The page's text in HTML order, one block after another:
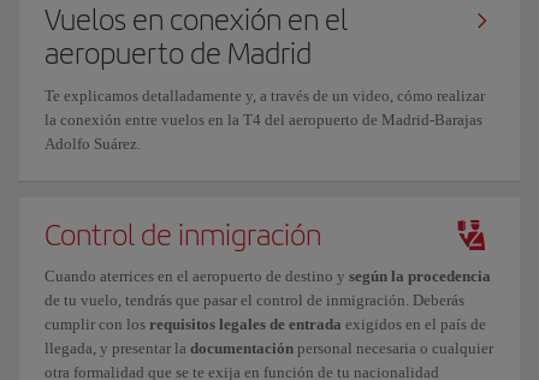
Vuelos en conexión en el
aeropuerto de Madrid
Te explicamos detalladamente y, a través de un video, cómo realizar
la conexión entre vuelos en la T4 del aeropuerto de Madrid-Barajas
Adolfo Suárez.
Control de inmigración
Cuando aterrices en el aeropuerto de destino y según la procedencia
de tu vuelo, tendrás que pasar el control de inmigración. Deberás
cumplir con los requisitos legales de entrada exigidos en el país de
llegada, y presentar la documentación personal necesaria o cualquier
otra formalidad que se te exija en función de tu nacionalidad